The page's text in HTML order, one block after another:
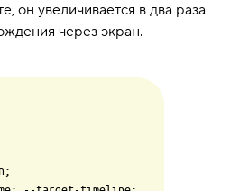
он увеличивается в два раза
через экран.